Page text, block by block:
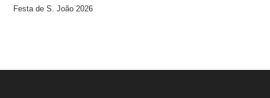
Festa de S. João 2026